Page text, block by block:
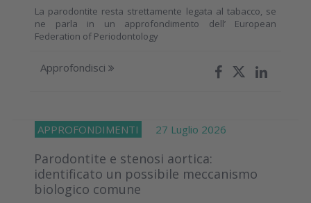
La parodontite resta strettamente legata al tabacco, se
ne parla in un approfondimento dell’ European
Federation of Periodontology
Approfondisci
APPROFONDIMENTI 27 Luglio 2026
Parodontite e stenosi aortica:
identificato un possibile meccanismo
biologico comune